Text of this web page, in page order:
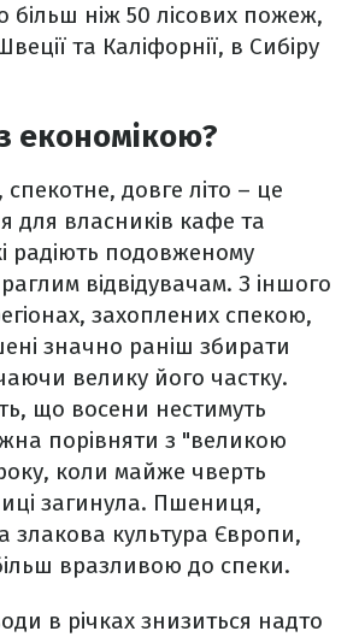
більш ніж 50 лісових пожеж,
та Каліфорнії, в Сибіру
економікою?
довге літо – це
для власників кафе та
радіють подовженому
відвідувачам. З іншого
захоплених спекою,
значно раніш збирати
велику його частку.
що восени нестимуть
порівняти з "великою
коли майже чверть
загинула. Пшениця,
злакова культура Європи,
вразливою до спеки.
в річках знизиться надто